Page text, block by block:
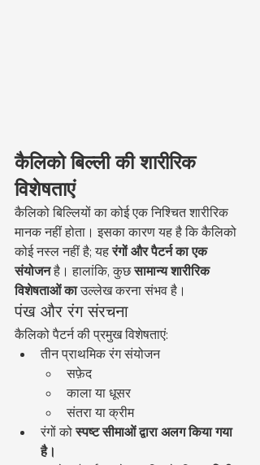
कैलिको बिल्ली की शारीरिक
विशेषताएं
कैलिको बिल्लियों का कोई एक निश्चित शारीरिक
मानक नहीं होता। इसका कारण यह है कि कैलिको
कोई नस्ल नहीं है; यह रंगों और पैटर्न का एक
संयोजन है। हालांकि, कुछ सामान्य शारीरिक
विशेषताओं का उल्लेख करना संभव है।
पंख और रंग संरचना
कैलिको पैटर्न की प्रमुख विशेषताएं:
तीन प्राथमिक रंग संयोजन
सफ़ेद
काला या धूसर
संतरा या क्रीम
रंगों को स्पष्ट सीमाओं द्वारा अलग किया गया
है।